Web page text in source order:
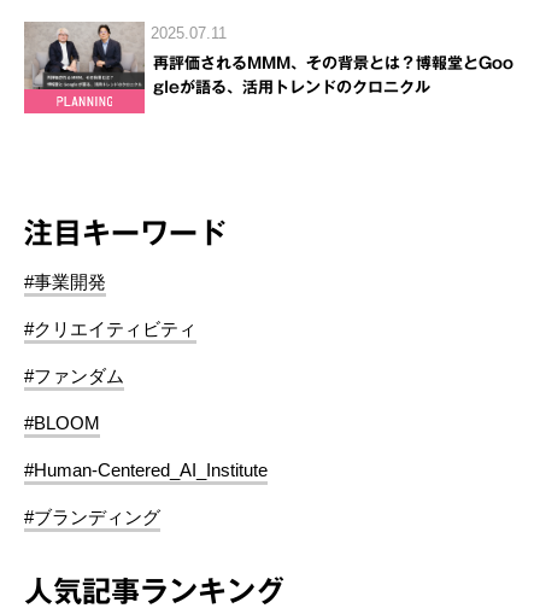
2025.07.11
再評価されるMMM、その背景とは？博報堂とGoo
gleが語る、活用トレンドのクロニクル
注目キーワード
#事業開発
#クリエイティビティ
#ファンダム
#BLOOM
#Human-Centered_AI_Institute
#ブランディング
人気記事ランキング